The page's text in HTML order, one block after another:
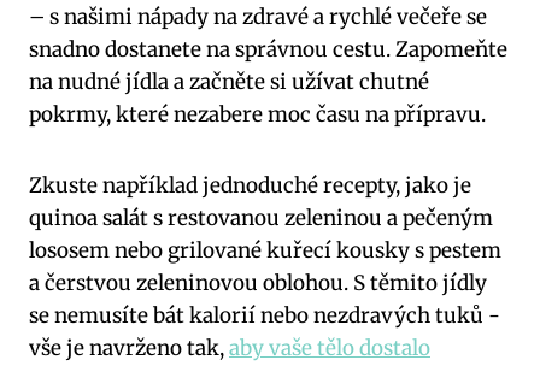
– s našimi nápady na zdravé a rychlé večeře se
snadno dostanete ‍na ⁣správnou cestu. Zapomeňte
na ​nudné jídla a začněte⁤ si užívat⁣ chutné
⁤pokrmy, které nezabere moc času na přípravu.
Zkuste ⁣například jednoduché recepty, jako je
quinoa salát s restovanou⁣ zeleninou⁢ a pečeným
lososem nebo grilované kuřecí kousky s pestem
⁤a ​čerstvou ‌zeleninovou oblohou. S těmito jídly
se nemusíte bát kalorií nebo nezdravých tuků -‌
vše je navrženo tak,aby vaše tělo dostalo